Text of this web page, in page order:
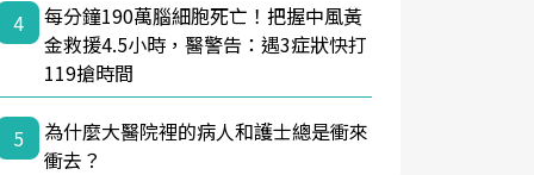
4
每分鐘190萬腦細胞死亡！把握中風黃
金救援4.5小時，醫警告：遇3症狀快打
119搶時間
5
為什麼大醫院裡的病人和護士總是衝來
衝去？